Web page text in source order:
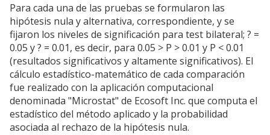
Para cada una de las pruebas se formularon las
hipótesis nula y alternativa, correspondiente, y se
fijaron los niveles de significación para test bilateral; ? =
0.05 y ? = 0.01, es decir, para 0.05 > P > 0.01 y P < 0.01
(resultados significativos y altamente significativos). El
cálculo estadístico-matemático de cada comparación
fue realizado con la aplicación computacional
denominada "Microstat" de Ecosoft Inc. que computa el
estadístico del método aplicado y la probabilidad
asociada al rechazo de la hipótesis nula.